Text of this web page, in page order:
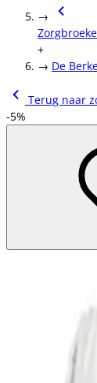
→
+
→ De
Terug naar
-5%